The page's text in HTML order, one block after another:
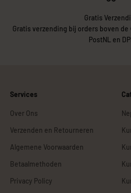
Gratis
Gratis verzending bij orders boven
PostNL en
Services
Over Ons
Verzenden en Retourneren
Algemene Voorwaarden
Betaalmethoden
Privacy Policy